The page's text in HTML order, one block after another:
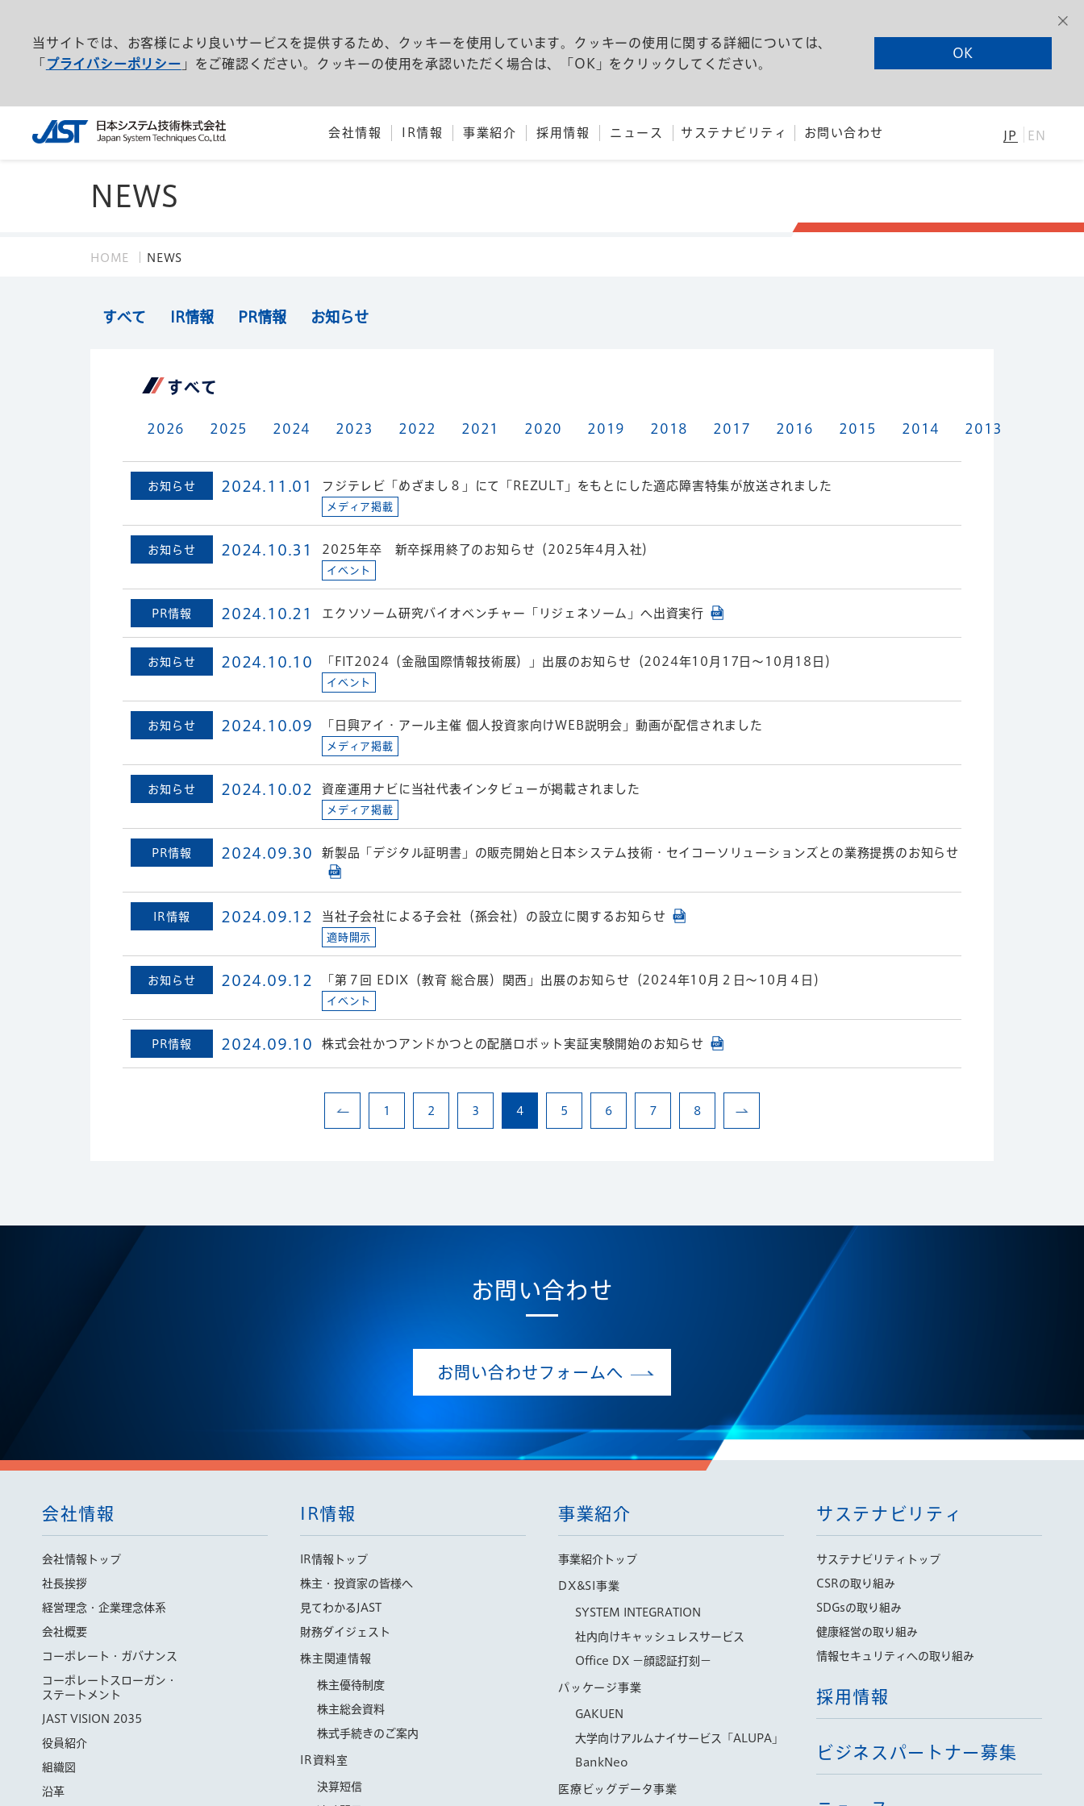
当サイトでは、お客様により良いサービスを提供するため、クッキーを使用しています。クッキーの使用に関する詳細については、
「 プライバシーポリシー 」をご確認ください。クッキーの使用を承認いただく場合は、「OK」をクリックしてください。
OK
会社情報 IR情報 事業紹介 採用情報 ニュース サステナビリティ お問い合わせ JP EN
NEWS
HOME NEWS
すべて IR情報 PR情報 お知らせ
すべて
2026 2025 2024 2023 2022 2021 2020 2019 2018 2017 2016 2015 2014 2013
お知らせ 2024.11.01 フジテレビ「めざまし８」にて「REZULT」をもとにした適応障害特集が放送されました
メディア掲載
お知らせ 2024.10.31 2025年卒 新卒採用終了のお知らせ（2025年4月入社）
イベント
PR情報 2024.10.21 エクソソーム研究バイオベンチャー「リジェネソーム」へ出資実行
お知らせ 2024.10.10 「FIT2024（金融国際情報技術展）」出展のお知らせ（2024年10月17日～10月18日）
イベント
お知らせ 2024.10.09 「日興アイ・アール主催 個人投資家向けWEB説明会」動画が配信されました
メディア掲載
お知らせ 2024.10.02 資産運用ナビに当社代表インタビューが掲載されました
メディア掲載
PR情報 2024.09.30 新製品「デジタル証明書」の販売開始と日本システム技術・セイコーソリューションズとの業務提携のお知らせ
IR情報 2024.09.12 当社子会社による子会社（孫会社）の設立に関するお知らせ
適時開示
お知らせ 2024.09.12 「第７回 EDIX（教育 総合展）関西」出展のお知らせ（2024年10月２日～10月４日）
イベント
PR情報 2024.09.10 株式会社かつアンドかつとの配膳ロボット実証実験開始のお知らせ
1 2 3 4 5 6 7 8
お問い合わせ
お問い合わせフォームへ
会社情報
会社情報トップ
社長挨拶
経営理念・企業理念体系
会社概要
コーポレート・ガバナンス
コーポレートスローガン・
ステートメント
JAST VISION 2035
役員紹介
組織図
沿革
IR情報
IR情報トップ
株主・投資家の皆様へ
見てわかるJAST
財務ダイジェスト
株主関連情報
株主優待制度
株主総会資料
株式手続きのご案内
IR資料室
決算短信
事業紹介
事業紹介トップ
DX&SI事業
SYSTEM INTEGRATION
社内向けキャッシュレスサービス
Office DX −顔認証打刻−
パッケージ事業
GAKUEN
大学向けアルムナイサービス「ALUPA」
BankNeo
医療ビッグデータ事業
サステナビリティ
サステナビリティトップ
CSRの取り組み
SDGsの取り組み
健康経営の取り組み
情報セキュリティへの取り組み
採用情報
ビジネスパートナー募集